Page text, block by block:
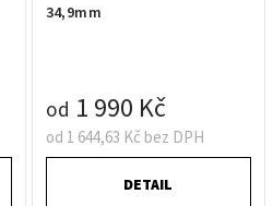
34,9mm
od 1 644,63 Kč bez DPH
od 1 990 Kč
DETAIL